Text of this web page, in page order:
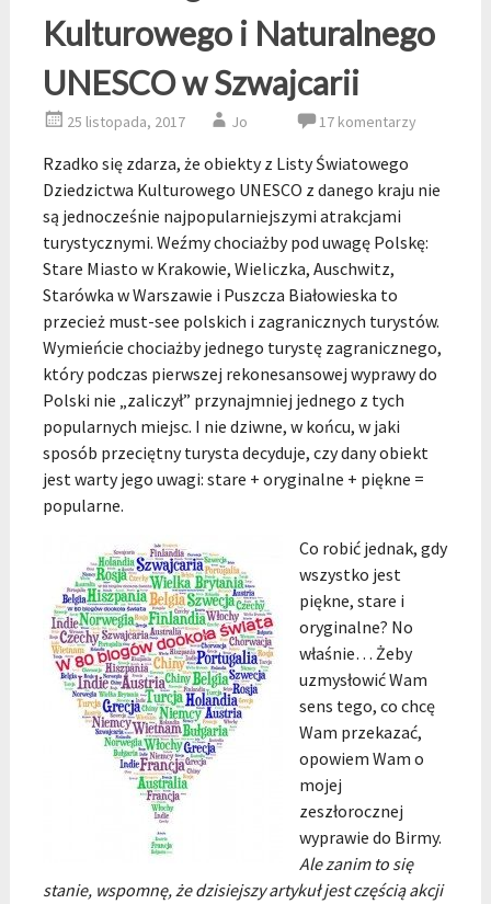
Kulturowego i Naturalnego
UNESCO w Szwajcarii
25 listopada, 2017 Jo 17 komentarzy
Rzadko się zdarza, że obiekty z Listy Światowego
Dziedzictwa Kulturowego UNESCO z danego kraju nie
są jednocześnie najpopularniejszymi atrakcjami
turystycznymi. Weźmy chociażby pod uwagę Polskę:
Stare Miasto w Krakowie, Wieliczka, Auschwitz,
Starówka w Warszawie i Puszcza Białowieska to
przecież must-see polskich i zagranicznych turystów.
Wymieńcie chociażby jednego turystę zagranicznego,
który podczas pierwszej rekonesansowej wyprawy do
Polski nie „zaliczył” przynajmniej jednego z tych
popularnych miejsc. I nie dziwne, w końcu, w jaki
sposób przeciętny turysta decyduje, czy dany obiekt
jest warty jego uwagi: stare + oryginalne + piękne =
popularne.
Co robić jednak, gdy
wszystko jest
piękne, stare i
oryginalne? No
właśnie… Żeby
uzmysłowić Wam
sens tego, co chcę
Wam przekazać,
opowiem Wam o
mojej
zeszłorocznej
wyprawie do Birmy.
Ale zanim to się
stanie, wspomnę, że dzisiejszy artykuł jest częścią akcji